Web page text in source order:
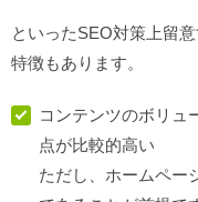
といったSEO対策上留
特徴もあります。
コンテンツのボリュ
点が比較的高い
ただし、ホームペー